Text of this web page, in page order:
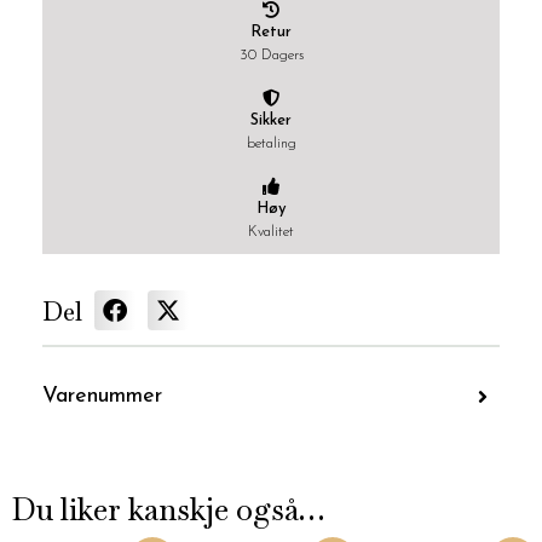
Retur
30 Dagers
Sikker
betaling
Høy
Kvalitet
Del
Varenummer
Du liker kanskje også…